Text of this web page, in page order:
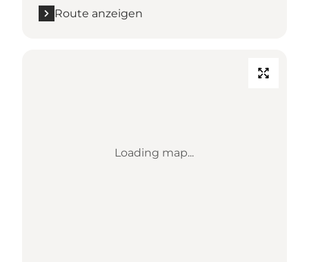
Route anzeigen
Loading map...